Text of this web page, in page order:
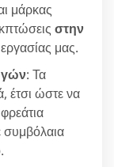
μάρκας
στην
μας.
: Τα
έτσι ώστε να